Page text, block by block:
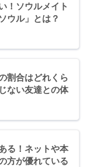
！ソウルメイト
ウル」とは？
割合はどれくら
ない友達との体
る！ネットや本
方が優れている